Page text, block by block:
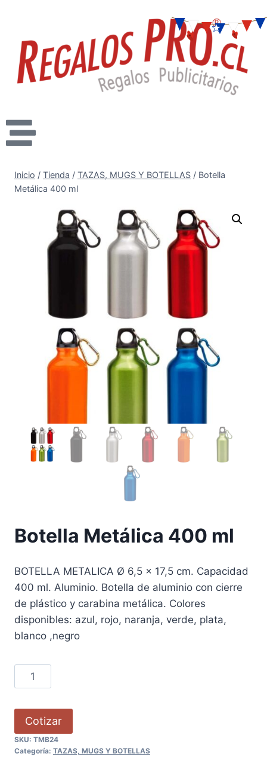
Inicio / Tienda / TAZAS, MUGS Y BOTELLAS / Botella
Metálica 400 ml
Botella Metálica 400 ml
BOTELLA METALICA Ø 6,5 x 17,5 cm. Capacidad
400 ml. Aluminio. Botella de aluminio con cierre
de plástico y carabina metálica. Colores
disponibles: azul, rojo, naranja, verde, plata,
blanco ,negro
Cotizar
SKU: TMB24
Categoría: TAZAS, MUGS Y BOTELLAS